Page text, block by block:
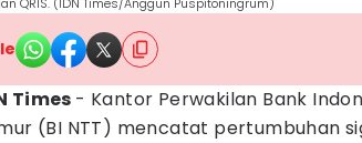
Times - Kantor Perwakilan Bank
(BI NTT) mencatat pertumbuhan